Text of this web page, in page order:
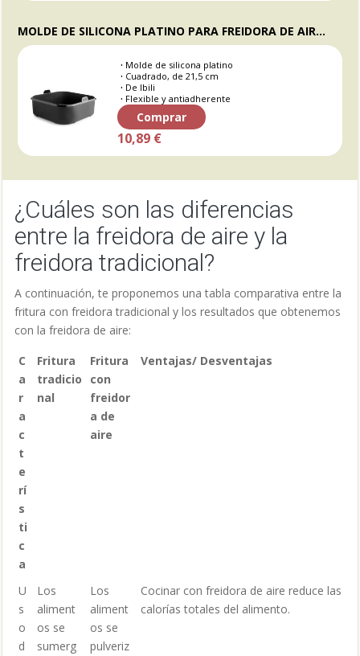
MOLDE DE SILICONA PLATINO PARA FREIDORA DE AIRE, CUADRADO, 21,5 CM - IBILI
Molde de silicona platino
Cuadrado, de 21,5 cm
De Ibili
Flexible y antiadherente
Comprar
10,89 €
¿Cuáles son las diferencias
entre la freidora de aire y la
freidora tradicional?
A continuación, te proponemos una tabla comparativa entre la
fritura con freidora tradicional y los resultados que obtenemos
con la freidora de aire:
C
a
r
a
c
t
e
rí
s
ti
c
a
Fritura
tradicio
nal
Fritura
con
freidor
a de
aire
Ventajas/ Desventajas
U
s
o
d
Los
aliment
os se
sumerg
Los
aliment
os se
pulveriz
Cocinar con freidora de aire reduce las
calorías totales del alimento.